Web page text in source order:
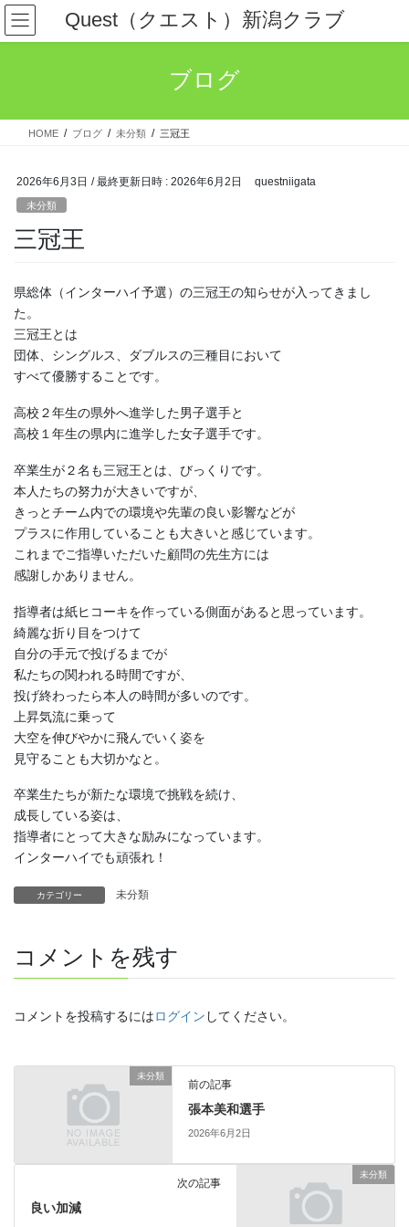
コ
ン
テ
ス
ナ
ビ
ゲ
ン
Quest（クエスト）新潟クラブ
ブログ
HOME ブログ 未分類 三冠王
2026年6月3日 / 最終更新日時 : 2026年6月2日 questniigata
未分類
三冠王
県総体（インターハイ予選）の三冠王の知らせが入ってきまし
た。
三冠王とは
団体、シングルス、ダブルスの三種目において
すべて優勝することです。
高校２年生の県外へ進学した男子選手と
高校１年生の県内に進学した女子選手です。
卒業生が２名も三冠王とは、びっくりです。
本人たちの努力が大きいですが、
きっとチーム内での環境や先輩の良い影響などが
プラスに作用していることも大きいと感じています。
これまでご指導いただいた顧問の先生方には
感謝しかありません。
指導者は紙ヒコーキを作っている側面があると思っています。
綺麗な折り目をつけて
自分の手元で投げるまでが
私たちの関われる時間ですが、
投げ終わったら本人の時間が多いのです。
上昇気流に乗って
大空を伸びやかに飛んでいく姿を
見守ることも大切かなと。
卒業生たちが新たな環境で挑戦を続け、
成長している姿は、
指導者にとって大きな励みになっています。
インターハイでも頑張れ！
カテゴリー 未分類
コメントを残す
コメントを投稿するにはログイン してください。
未分類
前の記事
張本美和選手
2026年6月2日
未分類
次の記事
良い加減